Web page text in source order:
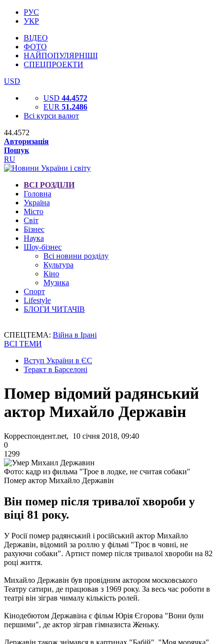
РУС
УКР
ВІДЕО
ФОТО
НАЙПОПУЛЯРНІШІ
СПЕЦПРОЕКТИ
USD
USD 44.4572
EUR 51.2486
Всі курси валют
44.4572
Авторизація
Пошук
RU
ВСІ РОЗДІЛИ
Головна
Україна
Місто
Світ
Бізнес
Наука
Шоу-бізнес
Всі новини розділу
Культура
Кіно
Музика
Спорт
Lifestyle
БЛОГИ ЧИТАЧІВ
СПЕЦТЕМА: Війна в Ірані
ВСІ ТЕМИ
Вступ України в ЄС
Теракт в Барселоні
Помер відомий радянський
актор Михайло Державін
Корреспондент.net, 10 січня 2018, 09:40
0
1299
Фото: кадр из фильма "Трое в лодке, не считая собаки"
Помер актор Михайло Державін
Він помер після тривалої хвороби у
віці 81 року.
У Росії помер радянський і російський актор Михайло
Державін, відомий за роллю у фільмі "Троє в човні, не
рахуючи собаки". Артист помер після тривалої хвороби на 82
році життя.
Михайло Державін був провідним актором московського
Театру сатири, де працював з 1969 року. За весь час роботи в
театрі він зіграв чималу кількість ролей.
Кінодебютом Державіна є фільм Юрія Єгорова "Вони були
першими", де актор зіграв гімназиста Женьку.
Державін також знімався в картинах "Бабій", "Моя морячка",